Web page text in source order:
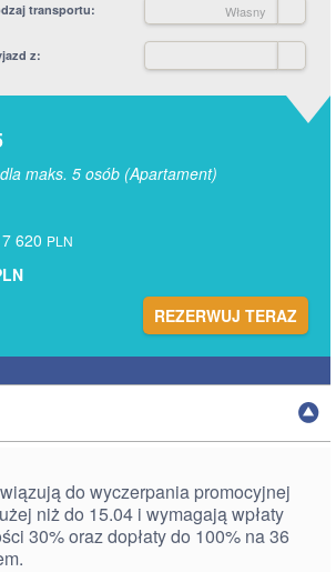
transportu Własny
z
maks. 5 osób (Apartament)
620 PLN
REZERWUJ TERAZ
do wyczerpania promocyjnej
niż do 15.04 i wymagają wpłaty
30% oraz dopłaty do 100% na 36